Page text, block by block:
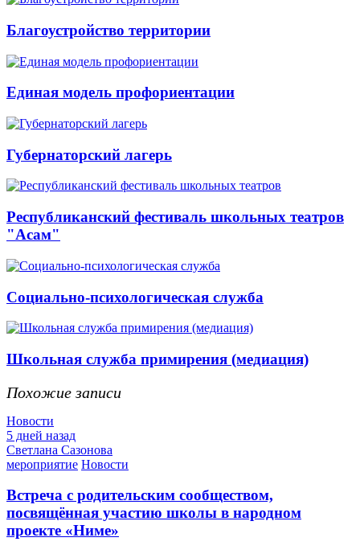
Благоустройство территории
Единая модель профориентации
Губернаторский лагерь
Республиканский фестиваль школьных театров
"Асам"
Социально-психологическая служба
Школьная служба примирения (медиация)
Похожие записи
Новости
5 дней назад
Светлана Сазонова
мероприятие Новости
Встреча с родительским сообществом,
посвящённая участию школы в народном
проекте «Ниме»